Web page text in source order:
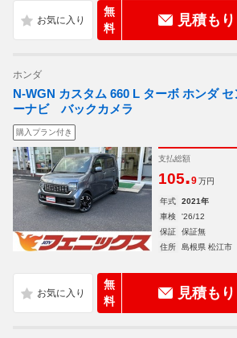
無
料
見積も
ホンダ
N-WGN カスタム 660 L ターボ ホンダ
ーナビ バックカメラ
購入プラン付き
支払総額
105.9 万円
年式 2021年
車検
'26/12
保証
保証無
住所
島根県 松江市
無
料
見積も